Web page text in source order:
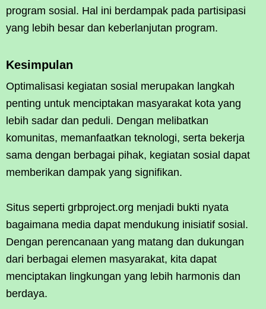
program sosial. Hal ini berdampak pada partisipasi
yang lebih besar dan keberlanjutan program.
Kesimpulan
Optimalisasi kegiatan sosial merupakan langkah
penting untuk menciptakan masyarakat kota yang
lebih sadar dan peduli. Dengan melibatkan
komunitas, memanfaatkan teknologi, serta bekerja
sama dengan berbagai pihak, kegiatan sosial dapat
memberikan dampak yang signifikan.
Situs seperti grbproject.org menjadi bukti nyata
bagaimana media dapat mendukung inisiatif sosial.
Dengan perencanaan yang matang dan dukungan
dari berbagai elemen masyarakat, kita dapat
menciptakan lingkungan yang lebih harmonis dan
berdaya.